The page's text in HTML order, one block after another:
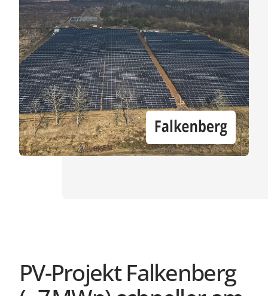
PV-Projekt Falkenberg